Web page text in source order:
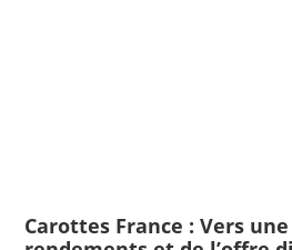
Carottes France : Vers